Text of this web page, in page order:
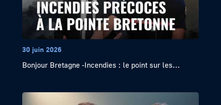
30 juin 2026
Bonjour Bretagne -Incendies : le point sur les...